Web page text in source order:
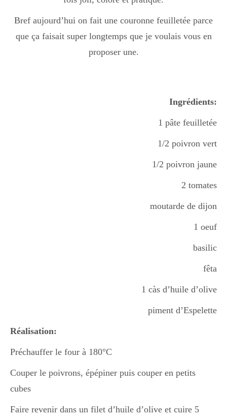
Bref aujourd’hui on fait une couronne feuilletée parce
que ça faisait super longtemps que je voulais vous en
proposer une.
Ingrédients:
1 pâte feuilletée
1/2 poivron vert
1/2 poivron jaune
2 tomates
moutarde de dijon
1 oeuf
basilic
fêta
1 càs d’huile d’olive
piment d’Espelette
Réalisation:
Préchauffer le four à 180°C
Couper le poivrons, épépiner puis couper en petits
cubes
Faire revenir dans un filet d’huile d’olive et cuire 5